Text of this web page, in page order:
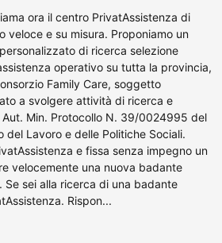
ora il centro PrivatAssistenza di
veloce e su misura. Proponiamo un
di ricerca selezione
operativo su tutta la provincia,
Family Care, soggetto
a svolgere attività di ricerca e
Aut. Min. Protocollo N. 39/0024995 del
del Lavoro e delle Politiche Sociali.
e fissa senza impegno un
velocemente una nuova badante
sei alla ricerca di una badante
Rispon...